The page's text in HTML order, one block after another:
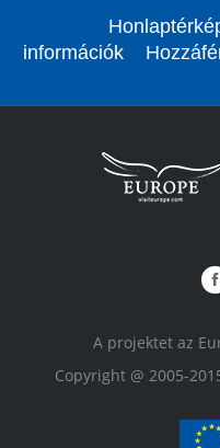
információk
A projektet az
Copyright @ 2005-